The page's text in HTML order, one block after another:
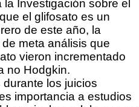
Investigación sobre el
el glifosato es un
de este año, la
de meta análisis que
vieron incrementado
no Hodgkin.
los juicios
importancia a estudios